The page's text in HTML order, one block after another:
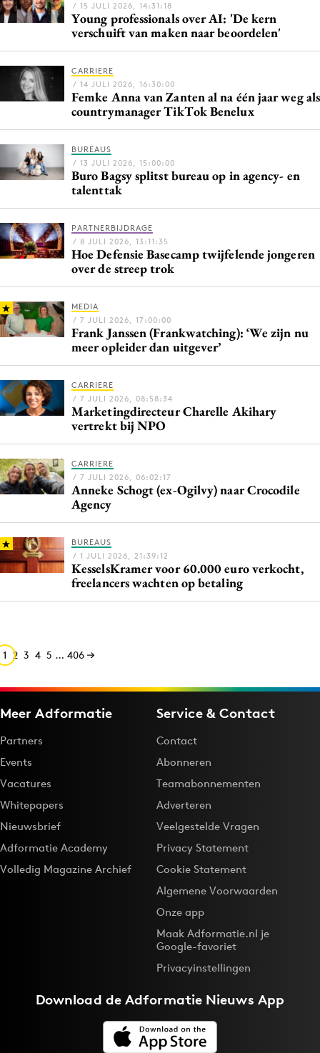
/ 15 JULI 2026, 14:31:18
Young professionals over AI: 'De kern
verschuift van maken naar beoordelen'
CARRIERE
/ 14 JULI 2026, 16:30:00
Femke Anna van Zanten al na één jaar weg als
countrymanager TikTok Benelux
BUREAUS
/ 13 JULI 2026, 15:00:00
Buro Bagsy splitst bureau op in agency- en
talenttak
PARTNERBIJDRAGE
/ 8 JULI 2026, 13:11:35
Hoe Defensie Basecamp twijfelende jongeren
over de streep trok
MEDIA
/ 7 JULI 2026, 17:00:00
Frank Janssen (Frankwatching): ‘We zijn nu
meer opleider dan uitgever’
CARRIERE
/ 7 JULI 2026, 08:58:34
Marketingdirecteur Charelle Akihary
vertrekt bij NPO
CARRIERE
/ 7 JULI 2026, 06:02:17
Anneke Schogt (ex-Ogilvy) naar Crocodile
Agency
BUREAUS
/ 1 JULI 2026, 21:39:12
KesselsKramer voor 60.000 euro verkocht,
freelancers wachten op betaling
1 2 3 4 5 … 406
Meer Adformatie
Partners
Events
Vacatures
Whitepapers
Nieuwsbrief
Adformatie Academy
Volledig Magazine Archief
Service & Contact
Contact
Abonneren
Teamabonnementen
Adverteren
Veelgestelde Vragen
Privacy Statement
Cookie Statement
Algemene Voorwaarden
Onze app
Maak Adformatie.nl je
Google-favoriet
Privacyinstellingen
Download deAdformatie Nieuws App